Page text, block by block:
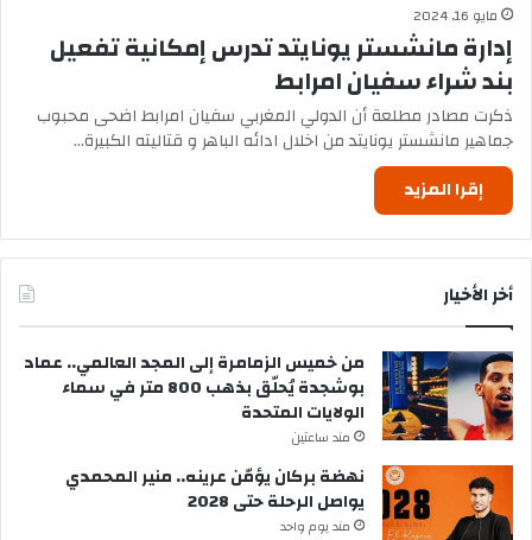
مايو 16, 2024
إدارة مانشستر يونايتد تدرس إمكانية تفعيل
بند شراء سفيان امرابط
ذكرت مصادر مطلعة أن الدولي المغربي سفيان امرابط اضحى محبوب
جماهير مانشستر يونايتد من اخلال ادائه الباهر و قتاليته الكبيرة…
إقرا المزيد
أخر الأخيار
من خميس الزمامرة إلى المجد العالمي.. عماد
بوشجدة يُحلّق بذهب 800 متر في سماء
الولايات المتحدة
مند ساعتين
نهضة بركان يؤمّن عرينه.. منير المحمدي
يواصل الرحلة حتى 2028
مند يوم واحد